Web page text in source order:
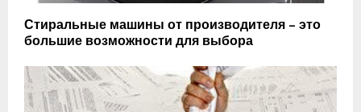
Стиральные машины от производителя – это
большие возможности для выбора